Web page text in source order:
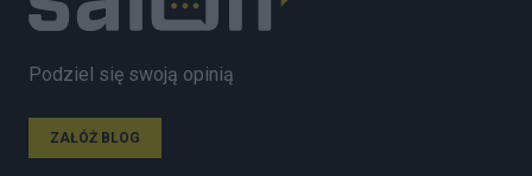
Podziel się swoją opinią
ZAŁÓŻ BLOG